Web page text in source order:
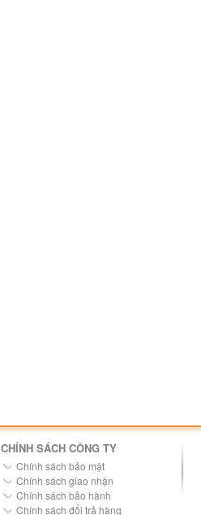
CHÍNH SÁCH CÔNG TY
Chính sách bảo mật
Chính sách giao nhận
Chính sách bảo hành
Chính sách đổi trả hàng